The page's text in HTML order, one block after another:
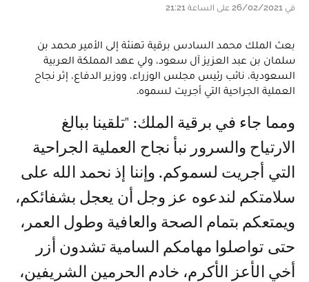
في 26/02/2021 على الساعة 21:21
بعث الملك محمد السادس برقية تهنئة إلى الأمير محمد بن
سلمان بن عبد العزيز آل سعود، ولي عهد المملكة العربية
السعودية، نائب رئيس مجلس الوزراء، ووزير الدفاع، إثر نجاح
العملية الجراحية التي أجريت لسموه.
ومما جاء في برقية الملك: "تلقينا ببالغ
الارتياح والسرور نبأ نجاح العملية الجراحية
التي أجريت لسموكم. وإننا إذ نحمد الله على
سلامتكم لندعوه عز وجل أن يعجل بشفائكم،
ويمتعكم بتمام الصحة والعافية وطول العمر،
حتى تواصلوا مهامكم السامية تشدون أزر
أخي الأعز الأكرم، خادم الحرمين الشريفين،